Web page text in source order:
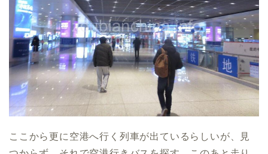
ここから更に空港へ行く列車が出ているらしいが、見